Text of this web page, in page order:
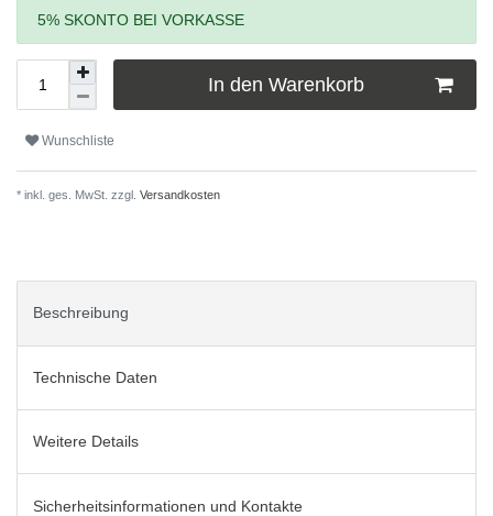
5% SKONTO BEI VORKASSE
In den Warenkorb
Wunschliste
* inkl. ges. MwSt. zzgl. Versandkosten
Beschreibung
Technische Daten
Weitere Details
Sicherheitsinformationen und Kontakte